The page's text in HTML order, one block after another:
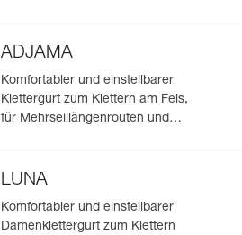
ADJAMA
Komfortabler und einstellbarer
Klettergurt zum Klettern am Fels,
für Mehrseillängenrouten und
LUNA
Komfortabler und einstellbarer
Damenklettergurt zum Klettern